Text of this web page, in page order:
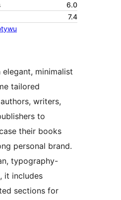
6.0
7.4
minimalist
tailored
writers,
to
their books
personal brand.
typography-
it includes
sections for